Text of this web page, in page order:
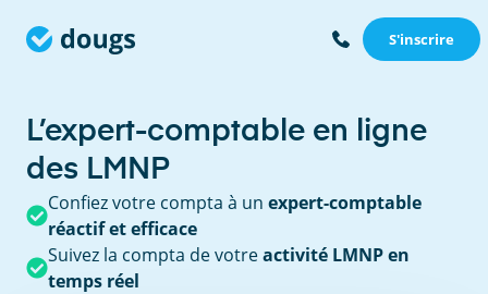
S'inscrire
L’expert-comptable en ligne
des LMNP
Confiez votre compta à un expert-comptable
réactif et efficace
Suivez la compta de votreactivité LMNP en
temps réel